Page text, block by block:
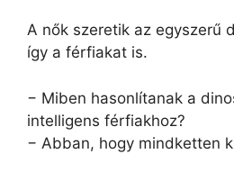
A nők szeretik az egyszerű
így a férfiakat is.
− Miben hasonlítanak a
intelligens férfiakhoz?
− Abban, hogy mindketten